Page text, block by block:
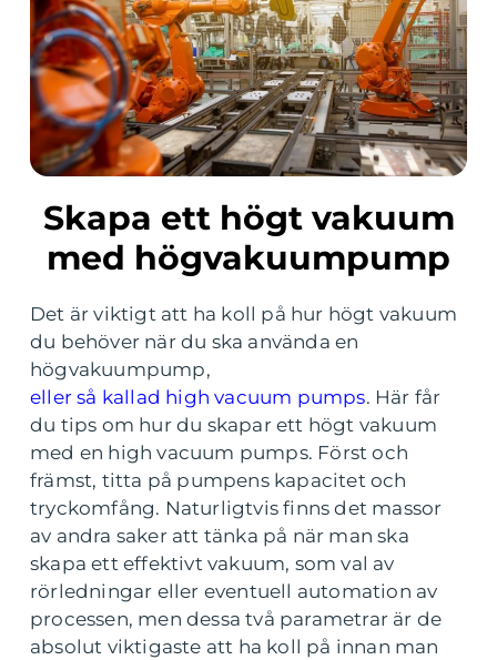
Skapa ett högt vakuum
med högvakuumpump
Det är viktigt att ha koll på hur högt vakuum
du behöver när du ska använda en
högvakuumpump,
eller så kallad high vacuum pumps. Här får
du tips om hur du skapar ett högt vakuum
med en high vacuum pumps. Först och
främst, titta på pumpens kapacitet och
tryckomfång. Naturligtvis finns det massor
av andra saker att tänka på när man ska
skapa ett effektivt vakuum, som val av
rörledningar eller eventuell automation av
processen, men dessa två parametrar är de
absolut viktigaste att ha koll på innan man